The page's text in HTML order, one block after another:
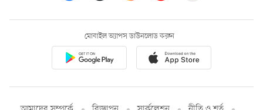
মোবাইল অ্যাপস ডাউনলোড করুন